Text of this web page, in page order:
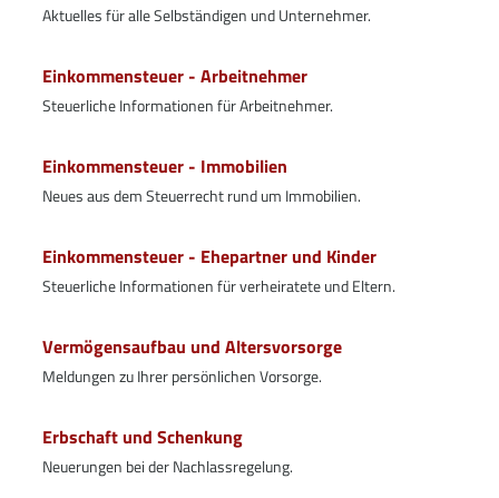
Aktuelles für alle Selbständigen und Unternehmer.
Einkommensteuer - Arbeitnehmer
Steuerliche Informationen für Arbeitnehmer.
Einkommensteuer - Immobilien
Neues aus dem Steuerrecht rund um Immobilien.
Einkommensteuer - Ehepartner und Kinder
Steuerliche Informationen für verheiratete und Eltern.
Vermögensaufbau und Altersvorsorge
Meldungen zu Ihrer persönlichen Vorsorge.
Erbschaft und Schenkung
Neuerungen bei der Nachlassregelung.